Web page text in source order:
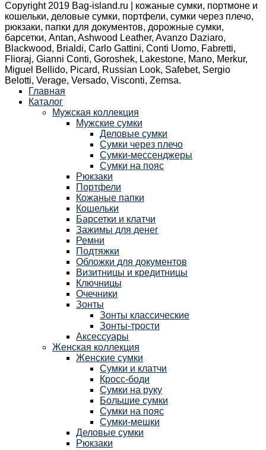
Copyright 2019 Bag-island.ru | кожаные сумки, портмоне и
кошельки, деловые сумки, портфели, сумки через плечо,
рюкзаки, папки для документов, дорожные сумки,
барсетки, Antan, Ashwood Leather, Avanzo Daziaro,
Blackwood, Brialdi, Carlo Gattini, Conti Uomo, Fabretti,
Flioraj, Gianni Conti, Goroshek, Lakestone, Mano, Merkur,
Miguel Bellido, Picard, Russian Look, Safebet, Sergio
Belotti, Verage, Versado, Visconti, Zemsa.
Главная
Каталог
Мужская коллекция
Мужские сумки
Деловые сумки
Сумки через плечо
Сумки-мессенджеры
Сумки на пояс
Рюкзаки
Портфели
Кожаные папки
Кошельки
Барсетки и клатчи
Зажимы для денег
Ремни
Подтяжки
Обложки для документов
Визитницы и кредитницы
Ключницы
Очечники
Зонты
Зонты классические
Зонты-трости
Аксессуары
Женская коллекция
Женские сумки
Сумки и клатчи
Кросс-боди
Сумки на руку
Большие сумки
Сумки на пояс
Сумки-мешки
Деловые сумки
Рюкзаки